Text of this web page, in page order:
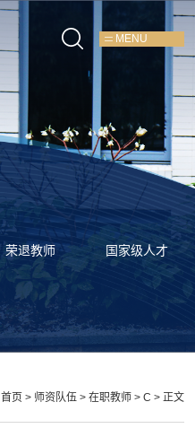
MENU
荣退教师 国家级人才
首页 > 师资队伍 >在职教师 >C > 正文